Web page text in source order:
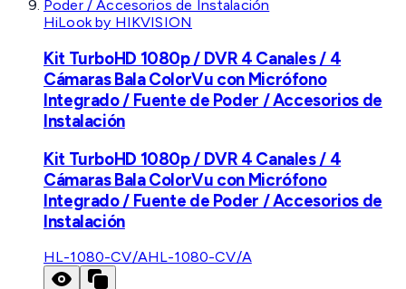
HiLook by HIKVISION
Kit TurboHD 1080p / DVR 4 Canales / 4
Cámaras Bala ColorVu con Micrófono
Integrado / Fuente de Poder / Accesorios de
Instalación
Kit TurboHD 1080p / DVR 4 Canales / 4
Cámaras Bala ColorVu con Micrófono
Integrado / Fuente de Poder / Accesorios de
Instalación
HL-1080-CV/AHL-1080-CV/A